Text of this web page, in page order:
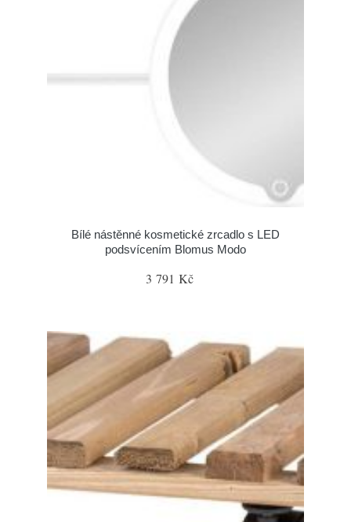
Bílé nástěnné kosmetické zrcadlo s LED
podsvícením Blomus Modo
3 791 Kč